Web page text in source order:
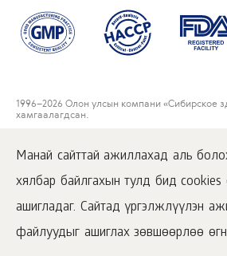
Манай сайттай ажиллахад аль
хялбар байлгахын тулд бид
ашигладаг. Сайтад үргэлжлүүлэн
файлуудыг ашиглах зөвшөөрлөө
1996–2026 Олон улсын компани «Сибирское
хамгаалагдсан.
боломжтой.
Хэрэглэгчийн гэрээ
Нууцлалын бодлого